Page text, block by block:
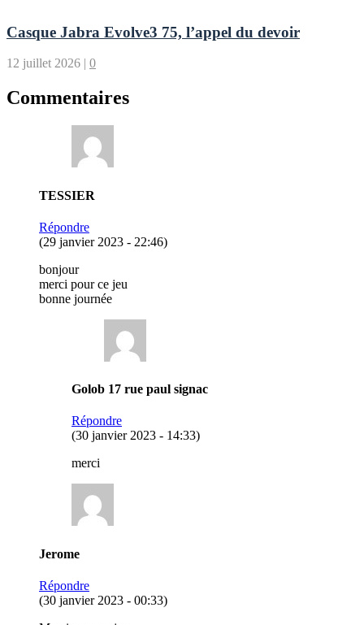
Casque Jabra Evolve3 75, l’appel du devoir
12 juillet 2026 0
Commentaires
TESSIER
Répondre
(29 janvier 2023 - 22:46)
bonjour
merci pour ce jeu
bonne journée
Golob 17 rue paul signac
Répondre
(30 janvier 2023 - 14:33)
merci
Jerome
Répondre
(30 janvier 2023 - 00:33)